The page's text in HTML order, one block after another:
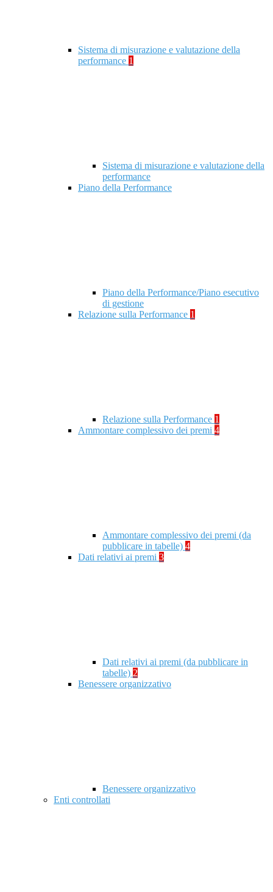
Sistema di misurazione e valutazione della
performance 1
Sistema di misurazione e valutazione della
performance
Piano della Performance
Piano della Performance/Piano esecutivo
di gestione
Relazione sulla Performance 1
Relazione sulla Performance 1
Ammontare complessivo dei premi 4
Ammontare complessivo dei premi (da
pubblicare in tabelle) 4
Dati relativi ai premi 3
Dati relativi ai premi (da pubblicare in
tabelle) 2
Benessere organizzativo
Benessere organizzativo
Enti controllati